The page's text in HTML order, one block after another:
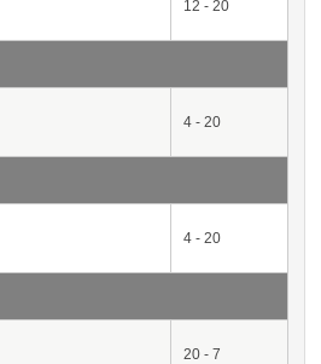
12 - 20
4 - 20
4 - 20
20 - 7